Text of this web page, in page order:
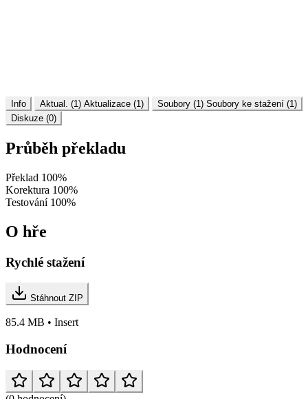
Info Aktual. (1) Aktualizace (1) Soubory (1) Soubory ke stažení (1)
Diskuze (0)
Průběh překladu
Překlad 100%
Korektura 100%
Testování 100%
O hře
Rychlé stažení
Stáhnout ZIP
85.4 MB • Insert
Hodnocení